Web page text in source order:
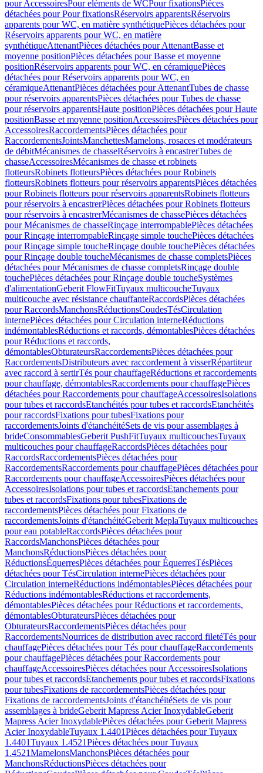
pour AccessoiresPour eléments de WCPour fixationsPièces
détachées pour Pour fixationsRéservoirs apparentsRéservoirs
apparents pour WC, en matière synthétiquePièces détachées pour
Réservoirs apparents pour WC, en matière
synthétiqueAttenantPièces détachées pour AttenantBasse et
moyenne positionPièces détachées pour Basse et moyenne
positionRéservoirs apparents pour WC, en céramiquePièces
détachées pour Réservoirs apparents pour WC, en
céramiqueAttenantPièces détachées pour AttenantTubes de chasse
pour réservoirs apparentsPièces détachées pour Tubes de chasse
pour réservoirs apparentsHaute positionPièces détachées pour Haute
positionBasse et moyenne positionAccessoiresPièces détachées pour
AccessoiresRaccordementsPièces détachées pour
RaccordementsJointsManchettesMamelons, rosaces et modérateurs
de débitMécanismes de chasseRéservoirs à encastrerTubes de
chasseAccessoiresMécanismes de chasse et robinets
flotteursRobinets flotteursPièces détachées pour Robinets
flotteursRobinets flotteurs pour réservoirs apparentsPièces détachées
pour Robinets flotteurs pour réservoirs apparentsRobinets flotteurs
pour réservoirs à encastrerPièces détachées pour Robinets flotteurs
pour réservoirs à encastrerMécanismes de chassePièces détachées
pour Mécanismes de chasseRinçage interrompablePièces détachées
pour Rinçage interrompableRinçage simple touchePièces détachées
pour Rinçage simple toucheRinçage double touchePièces détachées
pour Rinçage double toucheMécanismes de chasse completsPièces
détachées pour Mécanismes de chasse completsRinçage double
touchePièces détachées pour Rinçage double toucheSystèmes
d'alimentationGeberit FlowFitTuyaux multicoucheTuyaux
multicouche avec résistance chauffanteRaccordsPièces détachées
pour RaccordsManchonsRéductionsCoudesTésCirculation
internePièces détachées pour Circulation interneRéductions
indémontablesRéductions et raccords, démontablesPièces détachées
pour Réductions et raccords,
démontablesObturateursRaccordementsPièces détachées pour
RaccordementsDistributeurs avec raccordement à visserRépartiteur
avec raccord à sertirTés pour chauffageRéductions et raccordements
pour chauffage, démontablesRaccordements pour chauffagePièces
détachées pour Raccordements pour chauffageAccessoiresIsolations
pour tubes et raccordsEtanchéités pour tubes et raccordsEtanchéités
pour raccordsFixations pour tubesFixations pour
raccordementsJoints d'étanchéitéSets de vis pour assemblages à
brideConsommablesGeberit PushFitTuyaux multicouchesTuyaux
multicouches pour chauffageRaccordsPièces détachées pour
RaccordsRaccordementsPièces détachées pour
RaccordementsRaccordements pour chauffagePièces détachées pour
Raccordements pour chauffageAccessoiresPièces détachées pour
AccessoiresIsolations pour tubes et raccordsEtanchements pour
tubes et raccordsFixations pour tubesFixations de
raccordementsPièces détachées pour Fixations de
raccordementsJoints d'étanchéitéGeberit MeplaTuyaux multicouches
pour eau potableRaccordsPièces détachées pour
RaccordsManchonsPièces détachées pour
ManchonsRéductionsPièces détachées pour
RéductionsÉquerresPièces détachées pour ÉquerresTésPièces
détachées pour TésCirculation internePièces détachées pour
Circulation interneRéductions indémontablesPièces détachées pour
Réductions indémontablesRéductions et raccordements,
démontablesPièces détachées pour Réductions et raccordements,
démontablesObturateursPièces détachées pour
ObturateursRaccordementsPièces détachées pour
RaccordementsNourrices de distribution avec raccord filetéTés pour
chauffagePièces détachées pour Tés pour chauffageRaccordements
pour chauffagePièces détachées pour Raccordements pour
chauffageAccessoiresPièces détachées pour AccessoiresIsolations
pour tubes et raccordsEtanchements pour tubes et raccordsFixations
pour tubesFixations de raccordementsPièces détachées pour
Fixations de raccordementsJoints d'étanchéitéSets de vis pour
assemblages à brideGeberit Mapress Acier InoxydableGeberit
Mapress Acier InoxydablePièces détachées pour Geberit Mapress
Acier InoxydableTuyaux 1.4401Pièces détachées pour Tuyaux
1.4401Tuyaux 1.4521Pièces détachées pour Tuyaux
1.4521MamelonsManchonsPièces détachées pour
ManchonsRéductionsPièces détachées pour